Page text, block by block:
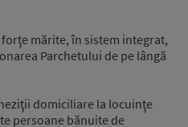
mărite, în sistem integrat,
Parchetului de pe lângă
domiciliare la locuinţe
persoane bănuite de